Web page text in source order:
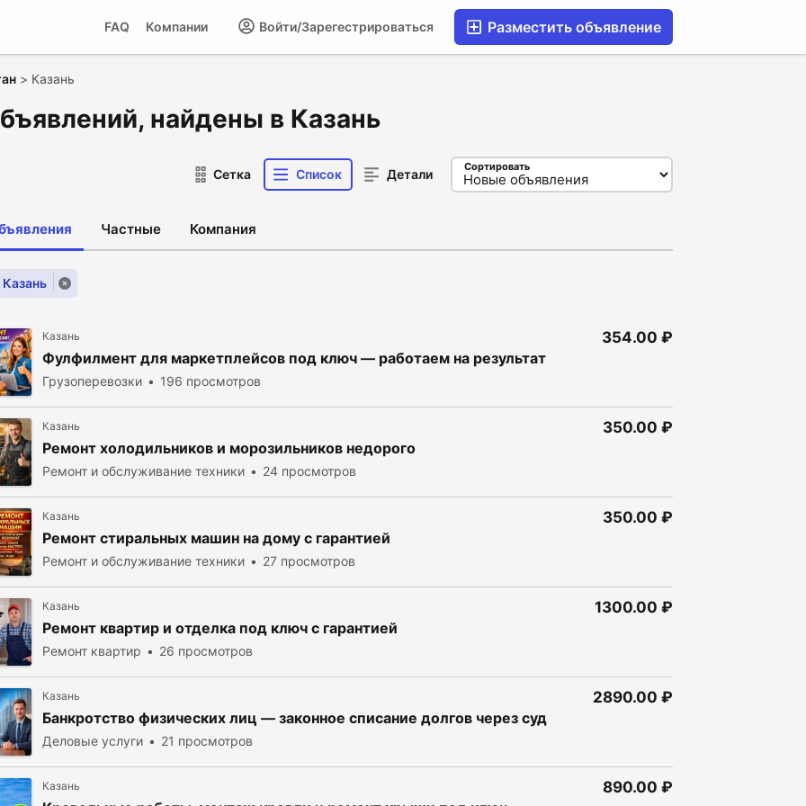
Разместить объявление
Войти/Зарегестрироваться
Компании
FAQ
> Казань
найдены в Казань
Сетка Список Детали Сортировать
Частные Компания
Казань
Фулфилмент для маркетплейсов под ключ — работаем на результат
Грузоперевозки 196 просмотров
354.00 ₽
Казань
Ремонт холодильников и морозильников недорого
Ремонт и обслуживание техники 24 просмотров
350.00 ₽
Казань
Ремонт стиральных машин на дому с гарантией
Ремонт и обслуживание техники 27 просмотров
350.00 ₽
Казань
Ремонт квартир и отделка под ключ с гарантией
Ремонт квартир 26 просмотров
1300.00 ₽
Казань
Банкротство физических лиц — законное списание долгов через суд
Деловые услуги 21 просмотров
2890.00 ₽
Казань 890.00 ₽